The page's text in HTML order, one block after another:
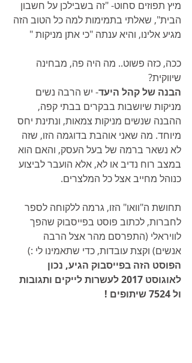
מיץ תפוזים סחוט- "זה בשבילכן על חשבון
הבית", שאלתי בתמימות למה כל הטוב הזה
מגיע אלינו, והיא ענתה "כי אתן מניקות "
ככה, כזה פשוט.. מה היה פה, מבחינה
שיווקית?
הבנה של קהל היעד- יש הרבה נשים
מניקות שיושבות בבקרים בבתי קפה,
ההבנה שנשים מניקות צמאות, ונתינת יחס
מיוחד. מה שאני אוהבת בדוגמה הזו, שזה
לא נשאר ברמה של בעל העסק, והאם הוא
במצב רוח נדיב או לא, אלא הועבר לביצוע
כנוהל מחייב אצל כל המלצרים.
תחושת ה"וואו" הזו, גרמה ללקוחה לספר
לחברות, לכתוב פוסט בפייסבוק שהפך
לוויראלי (התפרסם מהר אצל הרבה
אנשים) וקצת עובדות, כדי שתאמינו לי :)
הפוסט הזה בפייסבוק הגיע, נכון
לאוגוסט 2017 לעשרות לייקים ותגובות
ול 7524 שיתופים !